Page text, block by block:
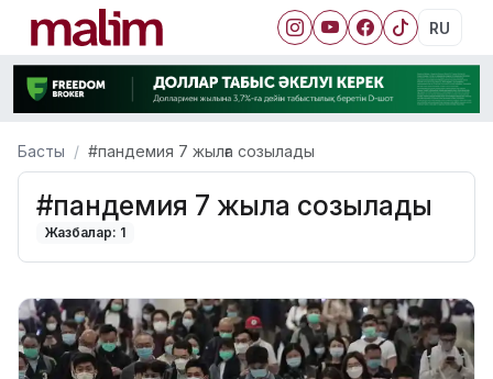
RU
Басты #пандемия 7 жылға созылады
#пандемия 7 жылға созылады
Жазбалар: 1